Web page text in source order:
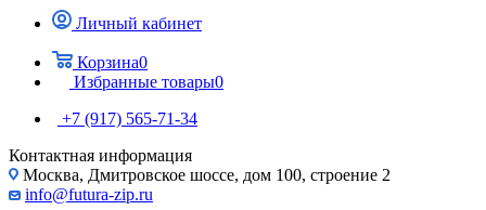
Личный кабинет
Корзина0
Избранные товары0
+7 (917) 565-71-34
Контактная информация
Москва, Дмитровское шоссе, дом 100, строение 2
info@futura-zip.ru